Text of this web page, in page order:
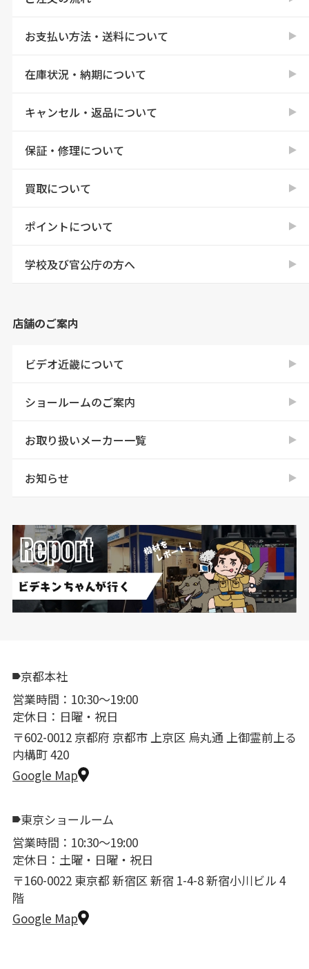
お支払い方法・送料について
在庫状況・納期について
キャンセル・返品について
保証・修理について
買取について
ポイントについて
学校及び官公庁の方へ
店舗のご案内
ビデオ近畿について
ショールームのご案内
お取り扱いメーカー一覧
お知らせ
京都本社
営業時間：10:30〜19:00
定休日：日曜・祝日
〒602-0012 京都府 京都市 上京区 烏丸通 上御霊前上る
内構町 420
Google Map
東京ショールーム
営業時間：10:30〜19:00
定休日：土曜・日曜・祝日
〒160-0022 東京都 新宿区 新宿 1-4-8 新宿小川ビル 4
階
Google Map